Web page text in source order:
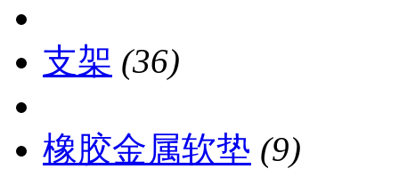
支架 (36)
橡胶金属软垫 (9)